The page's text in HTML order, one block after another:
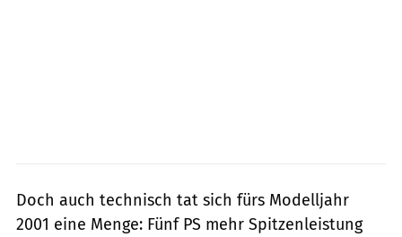
Doch auch technisch tat sich fürs Modelljahr
2001 eine Menge: Fünf PS mehr Spitzenleistung